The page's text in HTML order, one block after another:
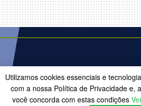
Utilizamos cookies essenciais e
com a nossa Política de Privacidade e,
você concorda com estas condições